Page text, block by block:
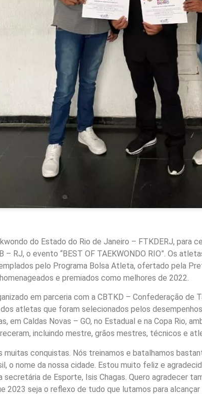
do Estado do Rio de Janeiro – FTKDERJ, para
– RJ, o evento “BEST OF TAEKWONDO RIO”. Os
pelo Programa Bolsa Atleta, ofertado pela
e premiados como melhores de 2022.
em parceria com a CBTKD – Confederação de
atletas que foram selecionados pelos
em Caldas Novas – GO, no Estadual e na Copa Rio,
incluindo mestre, grãos mestres, técnicos e
muitas conquistas. Nós treinamos e batalhamos
o nome da nossa cidade. Estou muito feliz e
de Esporte, Isis Chagas. Quero agradecer
2023 seja o reflexo de tudo que lutamos para